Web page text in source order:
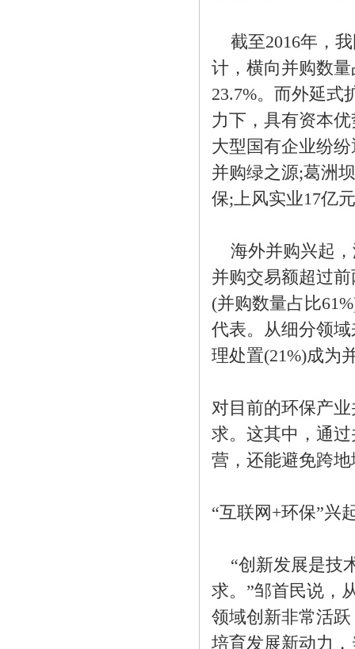
截至2016年，
计，横向并购数
23.7%。而外延式
力下，具有资本
大型国有企业纷
并购绿之源;葛洲
保;上风实业17亿
海外并购兴起，
并购交易额超过
(并购数量占比
代表。从细分领
理处置(21%)成为
对目前的环保产
求。这其中，通
营，还能避免跨
“互联网+环保”兴
“创新发展是技
求。”邹首民说，
领域创新非常活
培育发展新动力